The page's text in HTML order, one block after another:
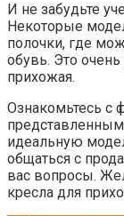
И не забудьте
Некоторые
полочки, где
обувь. Это
прихожая.
Ознакомьтесь с
идеальную
общаться с
вас вопросы.
кресла для